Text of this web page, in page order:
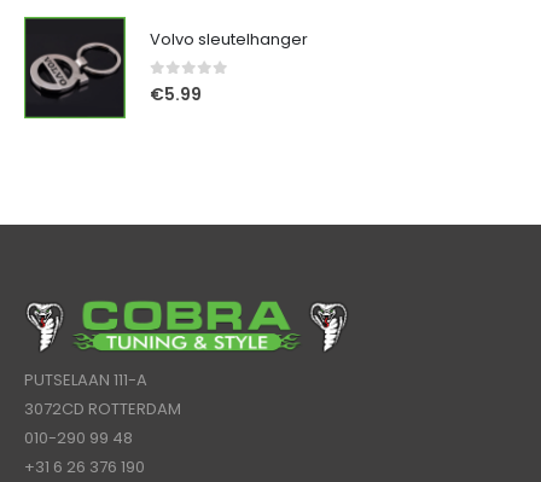
Volvo sleutelhanger
0out of 5
€5.99
PUTSELAAN 111-A
3072CD ROTTERDAM
010-290 99 48
+31 6 26 376 190